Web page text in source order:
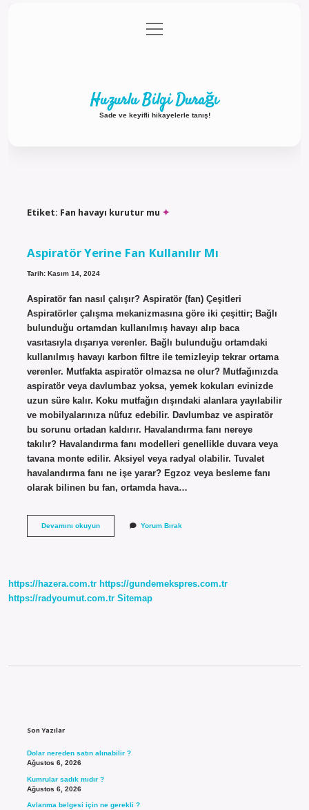
Gizlilik Politikası
menüyü
aç
Huzurlu Bilgi Durağı
Sade ve keyifli hikayelerle tanış!
Etiket: Fan havayı kurutur mu
Aspiratör Yerine Fan Kullanılır Mı
Tarih: Kasım 14, 2024
Aspiratör fan nasıl çalışır? Aspiratör (fan) Çeşitleri
Aspiratörler çalışma mekanizmasına göre iki çeşittir; Bağlı
bulunduğu ortamdan kullanılmış havayı alıp baca
vasıtasıyla dışarıya verenler. Bağlı bulunduğu ortamdaki
kullanılmış havayı karbon filtre ile temizleyip tekrar ortama
verenler. Mutfakta aspiratör olmazsa ne olur? Mutfağınızda
aspiratör veya davlumbaz yoksa, yemek kokuları evinizde
uzun süre kalır. Koku mutfağın dışındaki alanlara yayılabilir
ve mobilyalarınıza nüfuz edebilir. Davlumbaz ve aspiratör
bu sorunu ortadan kaldırır. Havalandırma fanı nereye
takılır? Havalandırma fanı modelleri genellikle duvara veya
tavana monte edilir. Aksiyel veya radyal olabilir. Tuvalet
havalandırma fanı ne işe yarar? Egzoz veya besleme fanı
olarak bilinen bu fan, ortamda hava…
Devamını okuyunAspiratör
Yorum Bırak
https://hazera.com.tr https://gundemekspres.com.tr
https://radyoumut.com.tr Sitemap
Son Yazılar
Dolar nereden satın alınabilir ?
Ağustos 6, 2026
Kumrular sadık mıdır ?
Ağustos 6, 2026
Avlanma belgesi için ne gerekli ?